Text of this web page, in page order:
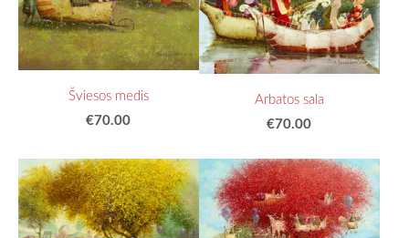
Šviesos medis
€70.00
Arbatos sala
€70.00